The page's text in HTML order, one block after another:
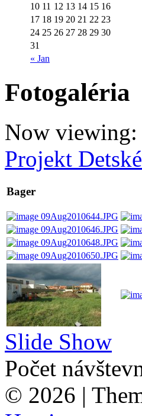
« Jan
10 11 12 13 14 15 16
17 18 19 20 21 22 23
24 25 26 27 28 29 30
31
Fotogaléria
Now viewing:
Projekt
Bager
Slide Show
Počet
© 2026 |